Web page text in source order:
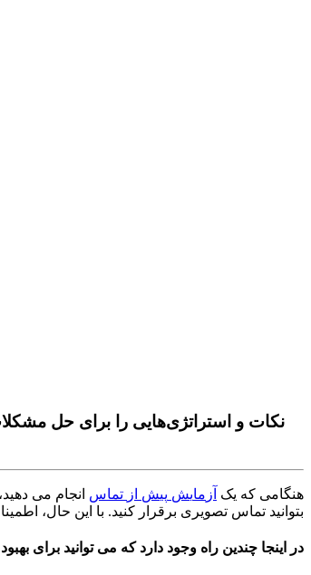
نکات و استراتژی‌هایی را برای حل
هنگامی که یک ز مایش پیش ز تماس نجام می دهید،
بتو نید تماس تصویر ی بر قر ر کنید. با ین حال، طمینا
در ینجا چندین ر ه وجود د ر د که می تو نید بر ی بهبود